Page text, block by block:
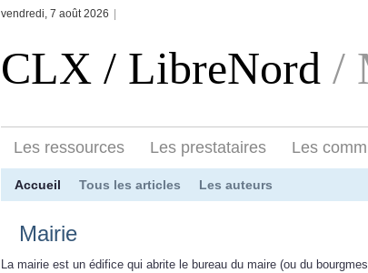
vendredi, 7 août 2026
CLX / LibreNord /
Les ressources Les prestataires Les
Accueil Tous les articles Les auteurs
Mairie
La mairie est un édifice qui abrite le bureau du maire (ou du